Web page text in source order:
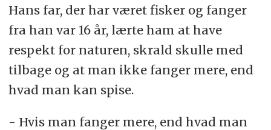
Hans far, der har været fisker og fanger
fra han var 16 år, lærte ham at have
respekt for naturen, skrald skulle med
tilbage og at man ikke fanger mere, end
hvad man kan spise.
- Hvis man fanger mere, end hvad man